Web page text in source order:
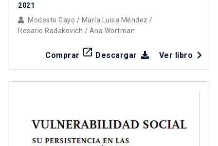
2021
Modesto Gayo / María Luisa Méndez /
Rosario Radakovich / Ana Wortman
Comprar launch Descargar Ver libro